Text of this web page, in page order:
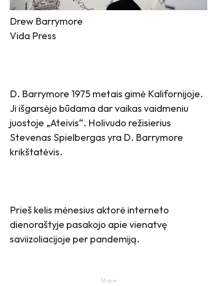
Drew Barrymore
Vida Press
D. Barrymore 1975 metais gimė Kalifornijoje.
Ji išgarsėjo būdama dar vaikas vaidmeniu
juostoje „Ateivis“. Holivudo režisierius
Stevenas Spielbergas yra D. Barrymore
krikštatėvis.
Prieš kelis mėnesius aktorė interneto
dienoraštyje pasakojo apie vienatvę
saviizoliacijoje per pandemiją.
Share